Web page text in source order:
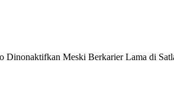
Meski Berkarier Lama di